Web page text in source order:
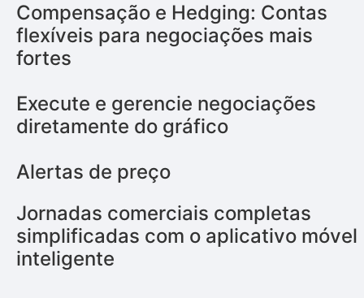
Compensação e Hedging: Contas
flexíveis para negociações mais
fortes
Execute e gerencie negociações
diretamente do gráfico
Alertas de preço
Jornadas comerciais completas
simplificadas com o aplicativo móvel
inteligente